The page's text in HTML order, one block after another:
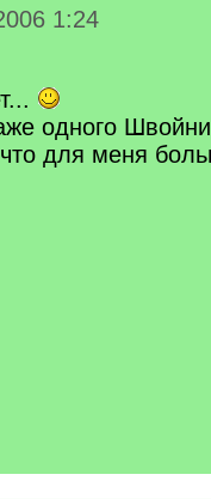
1:24
одного
для меня